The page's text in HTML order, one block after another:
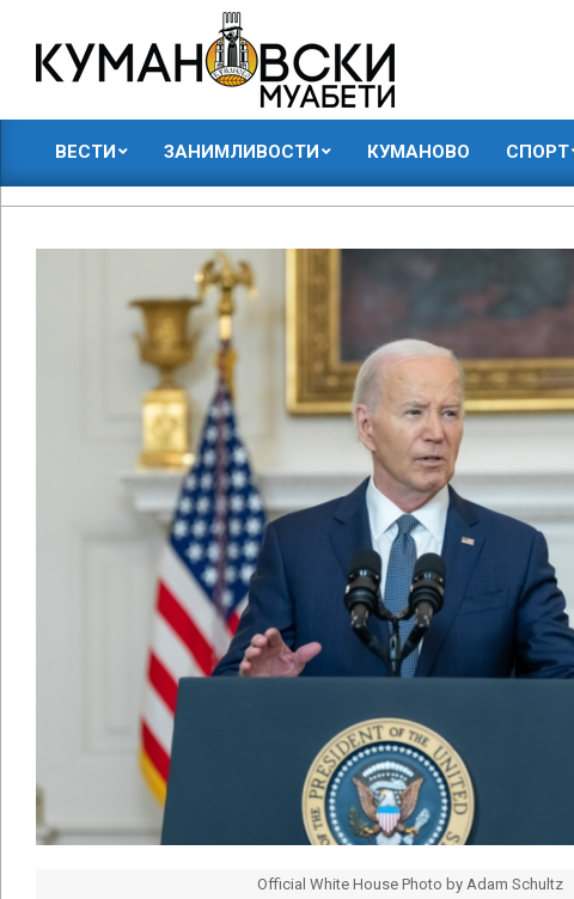
content
КУМАНОВСКИ
МУАБЕТИ
ВЕСТИ ЗАНИМЛИВОСТИ КУМАНОВО СПОРТ
Official White House Photo by Adam Schultz